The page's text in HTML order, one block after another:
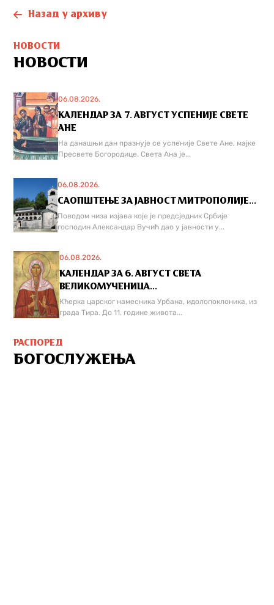
Назад у архиву
НОВОСТИ
НОВОСТИ
06.08.2026.
КАЛЕНДАР ЗА 7. АВГУСТ УСПЕНИЈЕ СВЕТЕ
АНЕ
На данашњи дан празнује се успеније Свете Ане, мајке
Пресвете Богородице. Света Ана је...
06.08.2026.
САОПШТЕЊЕ ЗА ЈАВНОСТ МИТРОПОЛИЈЕ...
Поводом низа изјава које је предсједник Србије
господин Александар Вучић дао у јавности у...
06.08.2026.
КАЛЕНДАР ЗА 6. АВГУСТ СВЕТА
ВЕЛИКОМУЧЕНИЦА...
Кћерка царског намесника Урбана, идолопоклоника, из
града Тира. До 11. године живота...
РАСПОРЕД
БОГОСЛУЖЕЊА